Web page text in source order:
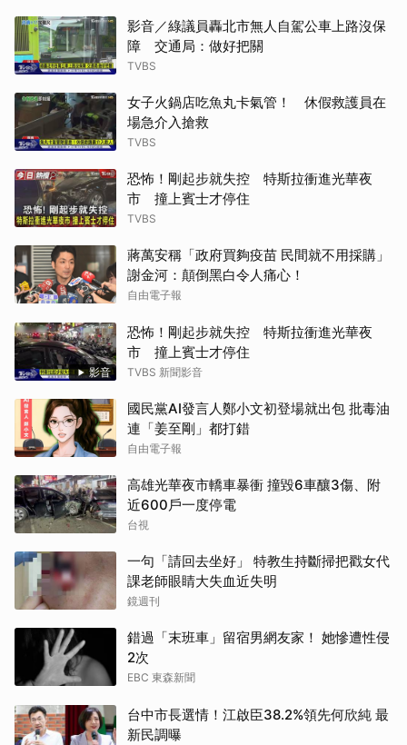
影音／綠議員轟北市無人自駕公車上路沒保
障 交通局：做好把關
TVBS
女子火鍋店吃魚丸卡氣管！ 休假救護員在
場急介入搶救
TVBS
恐怖！剛起步就失控 特斯拉衝進光華夜
市 撞上賓士才停住
TVBS
蔣萬安稱「政府買夠疫苗 民間就不用採購」
謝金河：顛倒黑白令人痛心！
自由電子報
影音
恐怖！剛起步就失控 特斯拉衝進光華夜
市 撞上賓士才停住
TVBS 新聞影音
國民黨AI發言人鄭小文初登場就出包 批毒油
連「姜至剛」都打錯
自由電子報
高雄光華夜市轎車暴衝 撞毀6車釀3傷、附
近600戶一度停電
台視
一句「請回去坐好」 特教生持斷掃把戳女代
課老師眼睛大失血近失明
鏡週刊
錯過「末班車」留宿男網友家！ 她慘遭性侵
2次
EBC 東森新聞
台中市長選情！江啟臣38.2%領先何欣純 最
新民調曝